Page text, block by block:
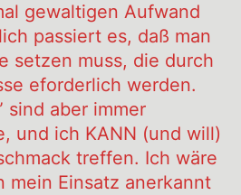
gewaltigen Aufwand
passiert es, daß man
setzen muss, die durch
eforderlich werden.
sind aber immer
und ich KANN (und will)
treffen. Ich wäre
mein Einsatz anerkannt